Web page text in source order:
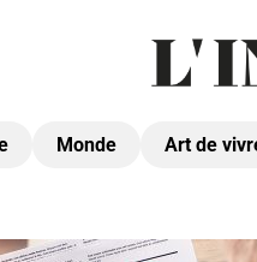
Monde Art de